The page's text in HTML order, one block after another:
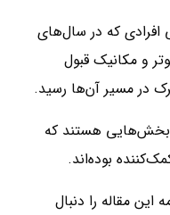
افرادی که در سال‌های
و مکانیک قبول
در مسیر آن‌ها رسید.
هستند که
بوده‌اند.
این مقاله را دنبال